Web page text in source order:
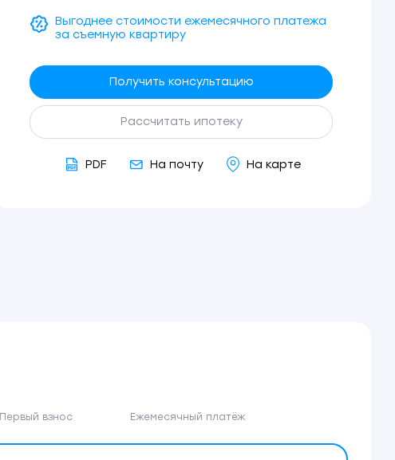
Выгоднее стоимости ежемесячного платежа
за съемную квартиру
Получить консультацию
Рассчитать ипотеку
PDF На почту На карте
Первый взнос Ежемесячный платёж